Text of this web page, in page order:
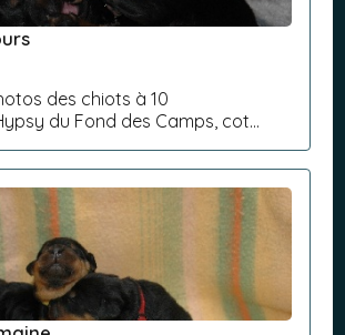
des chiots à 10
du Fond des Camps, cot
3, dys B Plus de
picasa...